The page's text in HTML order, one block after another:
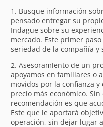
1. Busque información
pensado entregar su
Indague sobre su
mercado. Este primer
seriedad de la compañía y
2. Asesoramiento de un
apoyamos en familiares o
movidos por la confianza
precio más económico.
recomendación es que
Este que le aportará
operación, sin dejar lugar